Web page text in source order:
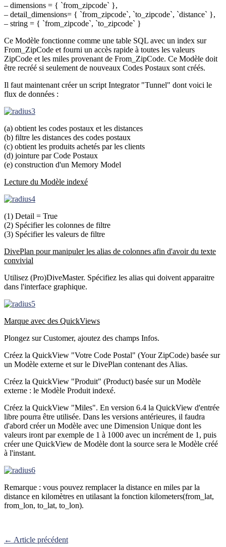
– dimensions = { `from_zipcode` },
– detail_dimensions= { `from_zipcode`, `to_zipcode`, `distance` },
– string = { `from_zipcode`, `to_zipcode` }
Ce Modèle fonctionne comme une table SQL avec un index sur
From_ZipCode et fourni un accès rapide à toutes les valeurs
ZipCode et les miles provenant de From_ZipCode. Ce Modèle doit
être recréé si seulement de nouveaux Codes Postaux sont créés.
Il faut maintenant créer un script Integrator "Tunnel" dont voici le
flux de données :
(a) obtient les codes postaux et les distances
(b) filtre les distances des codes postaux
(c) obtient les produits achetés par les clients
(d) jointure par Code Postaux
(e) construction d'un Memory Model
Lecture du Modèle indexé
(1) Detail = True
(2) Spécifier les colonnes de filtre
(3) Spécifier les valeurs de filtre
DivePlan pour manipuler les alias de colonnes afin d'avoir du texte
convivial
Utilisez (Pro)DiveMaster. Spécifiez les alias qui doivent apparaitre
dans l'interface graphique.
Marque avec des QuickViews
Plongez sur Customer, ajoutez des champs Infos.
Créez la QuickView "Votre Code Postal" (Your ZipCode) basée sur
un Modèle externe et sur le DivePlan contenant des Alias.
Créez la QuickView "Produit" (Product) basée sur un Modèle
externe : le Modèle Produit indexé.
Créez la QuickView "Miles". En version 6.4 la QuickView d'entrée
libre pourra être utilisée. Dans les versions antérieures, il faudra
d'abord créer un Modèle avec une Dimension Unique dont les
valeurs iront par exemple de 1 à 1000 avec un incrément de 1, puis
créer une QuickView de Modèle dont la source sera le Modèle créé
à l'instant.
Remarque : vous pouvez remplacer la distance en miles par la
distance en kilomètres en utilasant la fonction kilometers(from_lat,
from_lon, to_lat, to_lon).
← Article précédent